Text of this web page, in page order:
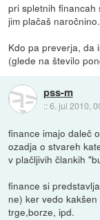
pri spletnih
jim plačaš naročnino.
Kdo pa preverja, da
(glede na število
pss-m
::6. jul 2010,
finance imajo daleč
ozadja o stvareh
v plačljivih člankih
finance si
ne) ker vedo
trge,borze, ipd.